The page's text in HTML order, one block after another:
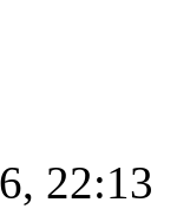
22:13